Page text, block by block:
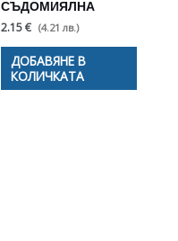
СЪДОМИЯЛНА
2.15 € (4.21 лв.)
ДОБАВЯНЕ В
КОЛИЧКАТА